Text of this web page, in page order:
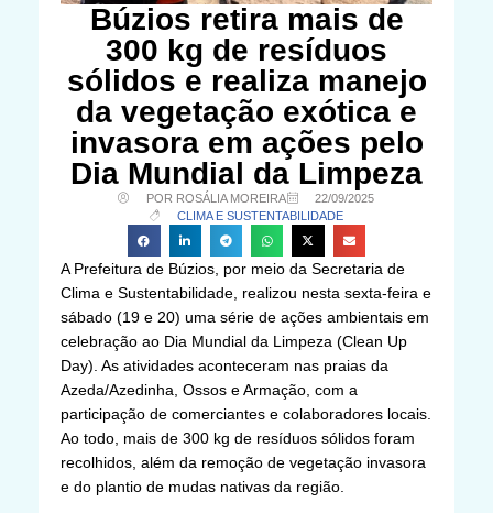
Búzios retira mais de
300 kg de resíduos
sólidos e realiza manejo
da vegetação exótica e
invasora em ações pelo
Dia Mundial da Limpeza
POR ROSÁLIA MOREIRA
22/09/2025
CLIMA E SUSTENTABILIDADE
A Prefeitura de Búzios, por meio da Secretaria de
Clima e Sustentabilidade, realizou nesta sexta-feira e
sábado (19 e 20) uma série de ações ambientais em
celebração ao Dia Mundial da Limpeza (Clean Up
Day). As atividades aconteceram nas praias da
Azeda/Azedinha, Ossos e Armação, com a
participação de comerciantes e colaboradores locais.
Ao todo, mais de 300 kg de resíduos sólidos foram
recolhidos, além da remoção de vegetação invasora
e do plantio de mudas nativas da região.